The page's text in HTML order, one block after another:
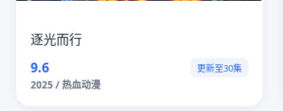
逐光而行
9.6
更新至30集
2025 / 热血动漫